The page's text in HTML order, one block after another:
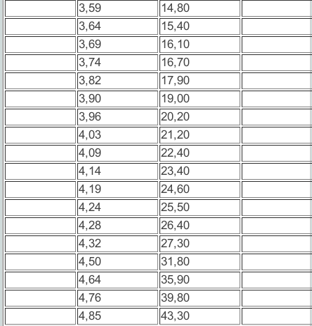
3,59
14,80
3,64
15,40
3,69
16,10
3,74
16,70
3,82
17,90
3,90
19,00
3,96
20,20
4,03
21,20
4,09
22,40
4,14
23,40
4,19
24,60
4,24
25,50
4,28
26,40
4,32
27,30
4,50
31,80
4,64
35,90
4,76
39,80
4,85
43,30